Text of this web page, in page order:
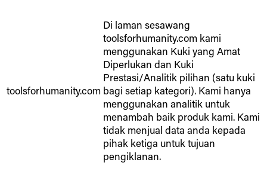
toolsforhumanity.com
Di laman sesawang
toolsforhumanity.com kami
menggunakan Kuki yang Amat
Diperlukan dan Kuki
Prestasi/Analitik pilihan (satu kuki
bagi setiap kategori). Kami hanya
menggunakan analitik untuk
menambah baik produk kami. Kami
tidak menjual data anda kepada
pihak ketiga untuk tujuan
pengiklanan.